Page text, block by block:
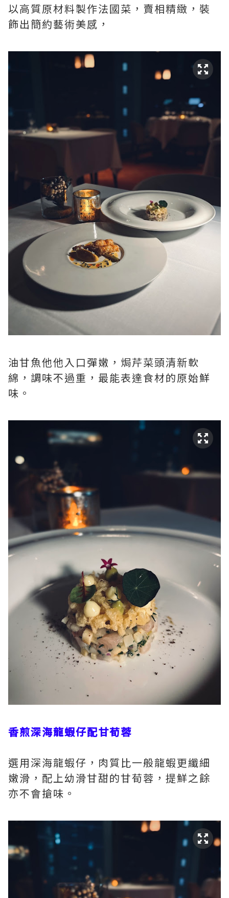
以高質原材料製作法國菜，賣相精緻，裝
飾出簡約藝術美感，
油甘魚他他入口彈嫩，焗芹菜頭清新軟
綿，調味不過重，最能表達食材的原始鮮
味。
香煎深海龍蝦仔配甘荀蓉
選用深海龍蝦仔，肉質比一般龍蝦更纖細
嫩滑，配上幼滑甘甜的甘荀蓉，提鮮之餘
亦不會搶味。